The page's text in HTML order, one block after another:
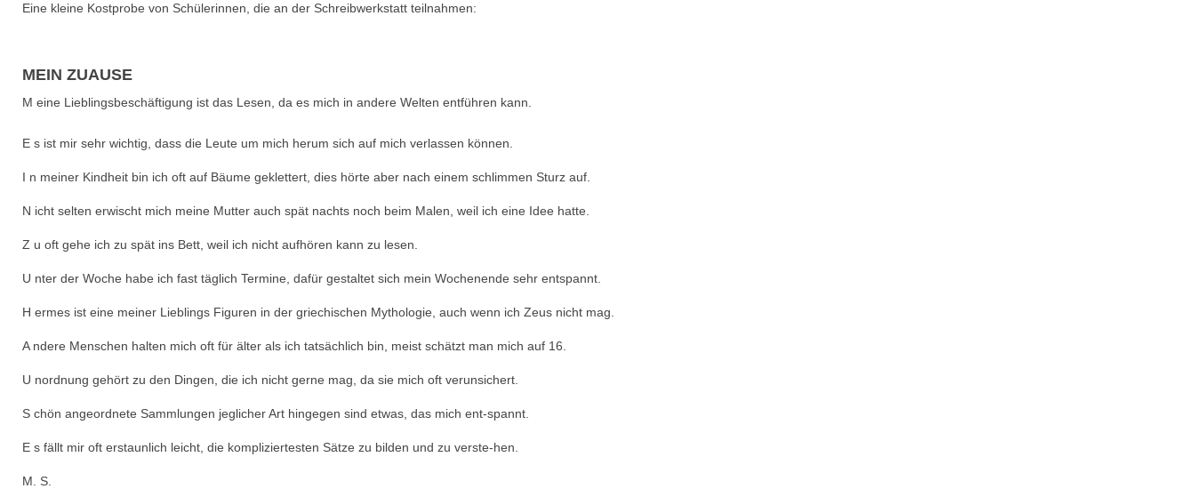
Eine kleine Kostprobe von Schülerinnen, die an der Schreibwerkstatt teilnahmen:
MEIN ZUAUSE
M eine Lieblingsbeschäftigung ist das Lesen, da es mich in andere Welten entführen kann.
E s ist mir sehr wichtig, dass die Leute um mich herum sich auf mich verlassen können.
I n meiner Kindheit bin ich oft auf Bäume geklettert, dies hörte aber nach einem schlimmen Sturz auf.
N icht selten erwischt mich meine Mutter auch spät nachts noch beim Malen, weil ich eine Idee hatte.
Z u oft gehe ich zu spät ins Bett, weil ich nicht aufhören kann zu lesen.
U nter der Woche habe ich fast täglich Termine, dafür gestaltet sich mein Wochenende sehr entspannt.
H ermes ist eine meiner Lieblings Figuren in der griechischen Mythologie, auch wenn ich Zeus nicht mag.
A ndere Menschen halten mich oft für älter als ich tatsächlich bin, meist schätzt man mich auf 16.
U nordnung gehört zu den Dingen, die ich nicht gerne mag, da sie mich oft verunsichert.
S chön angeordnete Sammlungen jeglicher Art hingegen sind etwas, das mich ent-spannt.
E s fällt mir oft erstaunlich leicht, die kompliziertesten Sätze zu bilden und zu verste-hen.
M. S.